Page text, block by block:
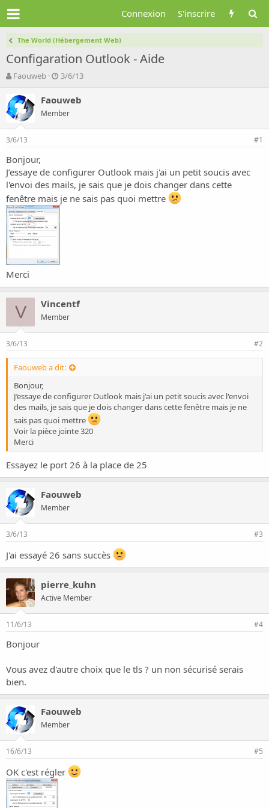
Connexion S'inscrire
The World (Hébergement Web)
Configaration Outlook - Aide
A
t
e
u
r
d
l
a
d
s
c
u
s
s
i
o
n
Faouweb
D
t
d
e
u
t
3/6/13
Faouweb
Member
3/6/13 #1
Bonjour,
J’essaye de configurer Outlook mais j'ai un petit soucis avec
l'envoi des mails, je sais que je dois changer dans cette
fenêtre mais je ne sais pas quoi mettre
Merci
V Vincentf
Member
3/6/13 #2
Faouweb a dit:
Bonjour,
J’essaye de configurer Outlook mais j'ai un petit soucis avec l'envoi
des mails, je sais que je dois changer dans cette fenêtre mais je ne
sais pas quoi mettre
Voir la pièce jointe 320
Merci
Essayez le port 26 à la place de 25
Faouweb
Member
3/6/13 #3
J'ai essayé 26 sans succès
pierre_kuhn
Active Member
11/6/13 #4
Bonjour
Vous avez d'autre choix que le tls ? un non sécurisé serais
bien.
Faouweb
Member
16/6/13 #5
OK c'est régler